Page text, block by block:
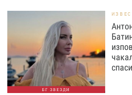
БГ ЗВЕЗДИ
спаси